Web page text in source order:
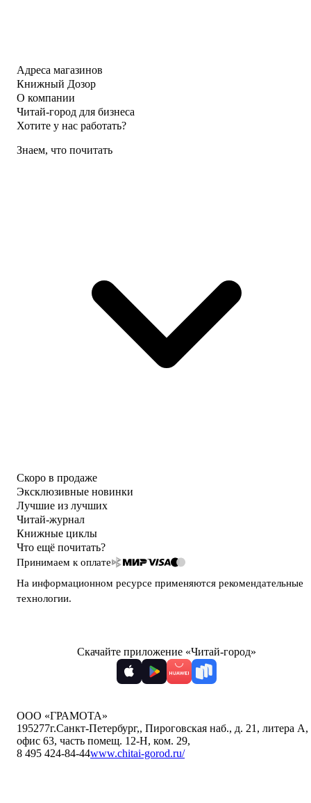
Адреса магазинов
Книжный Дозор
О компании
Читай-город для бизнеса
Хотите у нас работать?
Знаем, что почитать
Скоро в продаже
Эксклюзивные новинки
Лучшие из лучших
Читай-журнал
Книжные циклы
Что ещё почитать?
Принимаем к оплате
На информационном ресурсе применяются рекомендательные
технологии.
Скачайте приложение «Читай-город»
ООО «ГРАМОТА»
195277г.Санкт-Петербург,, Пироговская наб., д. 21, литера А,
офис 63, часть помещ. 12-Н, ком. 29,
8 495 424-84-44www.chitai-gorod.ru/